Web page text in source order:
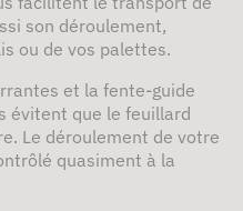
son déroulement,
ou de vos palettes.
et la fente-guide
évitent que le feuillard
Le déroulement de votre
quasiment à la